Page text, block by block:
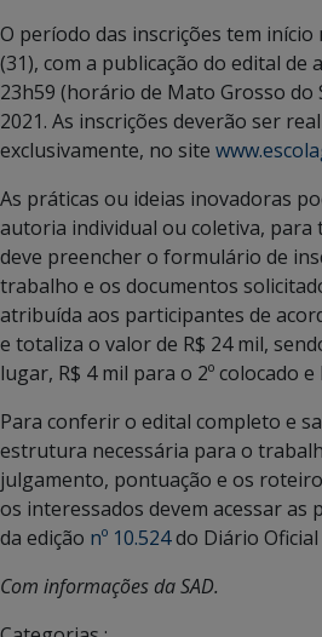
O período das inscrições tem
(31), com a publicação do edital de
23h59 (horário de Mato Grosso do
2021. As inscrições deverão ser
exclusivamente, no site
As práticas ou ideias inovadoras
autoria individual ou coletiva,
deve preencher o formulário de
trabalho e os documentos
atribuída aos participantes de
e totaliza o valor de R$ 24 mil,
lugar, R$ 4 mil para o 2º colocado
Para conferir o edital completo e
estrutura necessária para o
julgamento, pontuação e os
os interessados devem acessar as
da edição nº 10.524do Diário Oficial
Com informações da SAD.